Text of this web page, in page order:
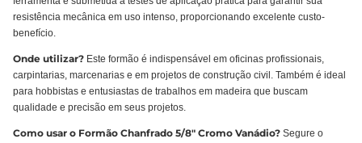
resistência mecânica em uso intenso, proporcionando excelente custo-
benefício.
Onde utilizar? Este formão é indispensável em oficinas profissionais,
carpintarias, marcenarias e em projetos de construção civil. Também é ideal
para hobbistas e entusiastas de trabalhos em madeira que buscam
qualidade e precisão em seus projetos.
Como usar o Formão Chanfrado 5/8" Cromo Vanádio? Segure o